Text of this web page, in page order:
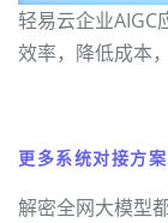
轻易云企业AIGC
效率，降低成本
更多系统对接方案
解密全网大模型